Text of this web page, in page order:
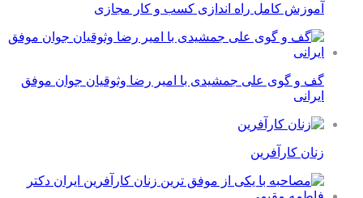
آموزش کامل راه اندازی کسب و کار مجازی
گف و گوی علی جمشیدی با امیر رضا وثوقیان جوان موفق
ایرانی
زنان کارآفرین